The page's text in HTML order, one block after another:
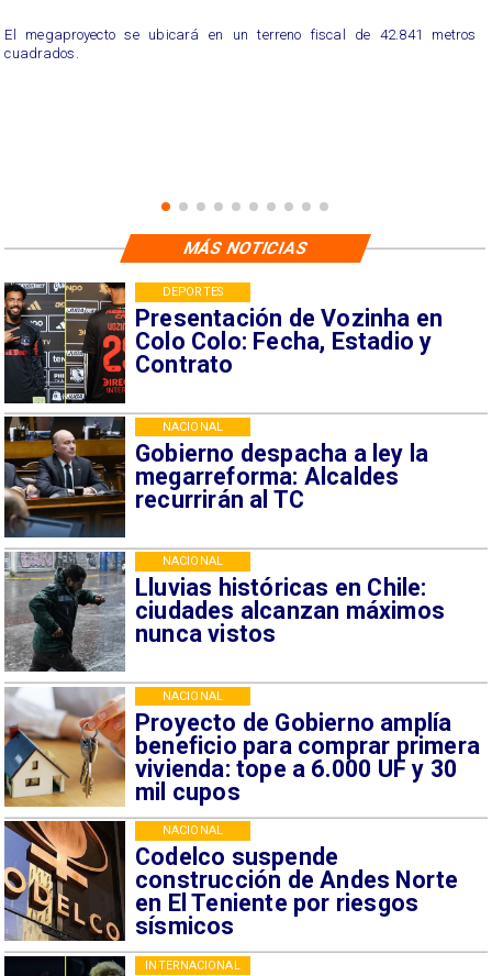
El megaproyecto se ubicará en un terreno fiscal de 42.841 metros
cuadrados.
Presentación de Vozinha en
Colo Colo: Fecha, Estadio y
Contrato
DEPORTES
Gobierno despacha a ley la
megarreforma: Alcaldes
recurrirán al TC
NACIONAL
Lluvias históricas en Chile:
ciudades alcanzan máximos
nunca vistos
NACIONAL
Proyecto de Gobierno amplía
beneficio para comprar primera
vivienda: tope a 6.000 UF y 30
mil cupos
NACIONAL
Codelco suspende
construcción de Andes Norte
en El Teniente por riesgos
sísmicos
NACIONAL
INTERNACIONAL
MÁS NOTICIAS